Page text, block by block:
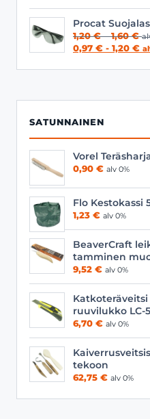
Procat
1,20€ – 1,60€
0,97 € - 1,20 €
SATUNNAINEN
Vorel
0,90 € alv 0%
Flo Kestokassi
1,23 € alv 0%
BeaverCraft
tamminen
9,52 € alv 0%
Katkoteräveitsi
ruuvilukko LC-
6,70 € alv 0%
tekoon
62,75 € alv 0%